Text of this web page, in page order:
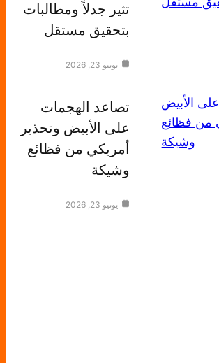
تثير جدلاً ومطالبات
بتحقيق مستقل
يونيو 23, 2026
تصاعد الهجمات
على الأبيض وتحذير
أمريكي من فظائع
وشيكة
يونيو 23, 2026